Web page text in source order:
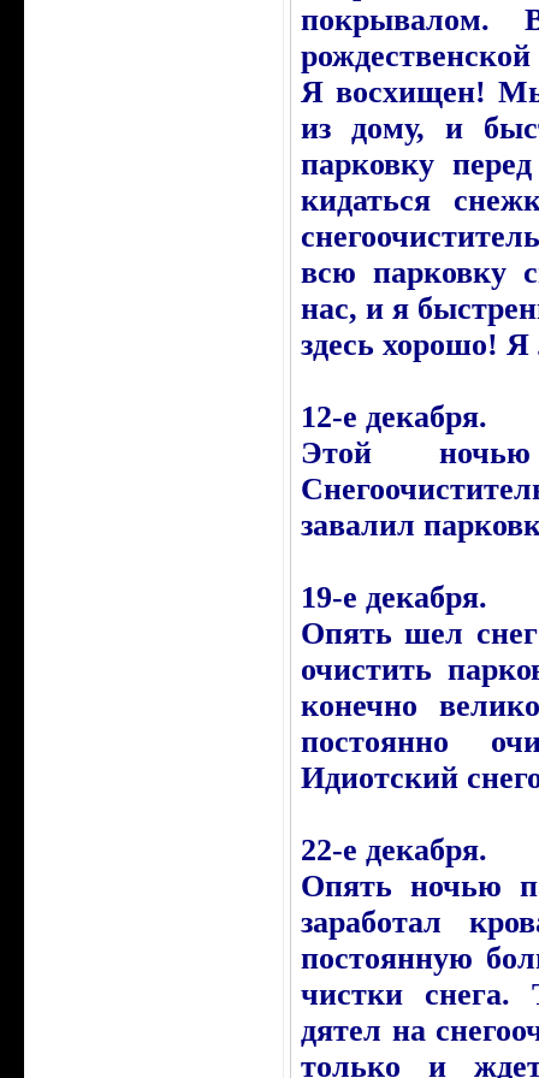
покрывалом.
Я восхищен!
из дому, и
парковку
кидаться
всю парковку
нас, и я
здесь хорошо!
12-е декабря.
Этой
завалил
19-е декабря.
Опять шел
очистить
конечно
постоянно
Идиотский
22-е декабря.
Опять ночью
заработал
постоянную
чистки снега.
дятел на
только и